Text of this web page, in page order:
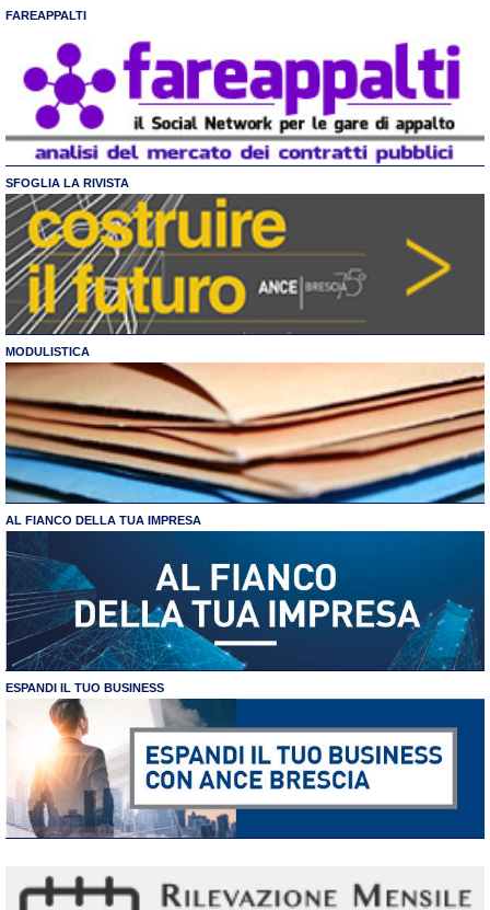
FAREAPPALTI
SFOGLIA LA RIVISTA
MODULISTICA
AL FIANCO DELLA TUA IMPRESA
ESPANDI IL TUO BUSINESS